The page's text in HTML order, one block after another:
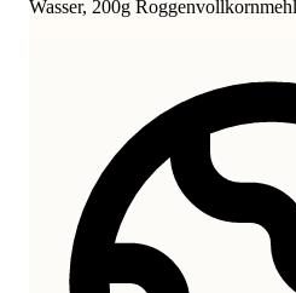
Wasser, 200g Roggenvollkornmehl